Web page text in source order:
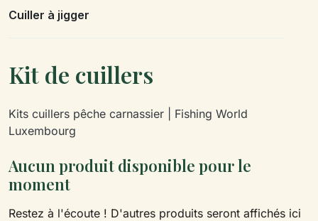
Cuiller à jigger
Kit de cuillers
Kits cuillers pêche carnassier | Fishing World
Luxembourg
Aucun produit disponible pour le
moment
Restez à l'écoute ! D'autres produits seront affichés ici